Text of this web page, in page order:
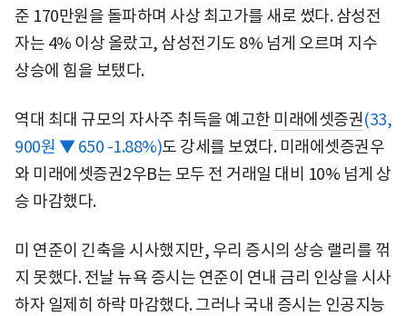
준 170만원을 돌파하며 사상 최고가를 새로 썼다. 삼성전
자는 4% 이상 올랐고, 삼성전기도 8% 넘게 오르며 지수
상승에 힘을 보탰다.
역대 최대 규모의 자사주 취득을 예고한 미래에셋증권(33,
900원 ▼ 650 -1.88%)도 강세를 보였다. 미래에셋증권우
와 미래에셋증권2우B는 모두 전 거래일 대비 10% 넘게 상
승 마감했다.
미 연준이 긴축을 시사했지만, 우리 증시의 상승 랠리를 꺾
지 못했다. 전날 뉴욕 증시는 연준이 연내 금리 인상을 시사
하자 일제히 하락 마감했다. 그러나 국내 증시는 인공지능